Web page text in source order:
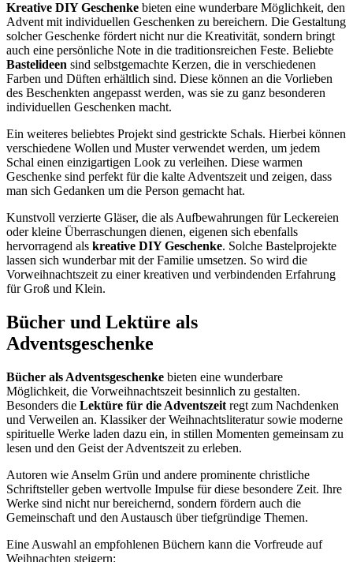
Kreative DIY Geschenke bieten eine wunderbare Möglichkeit, den
Advent mit individuellen Geschenken zu bereichern. Die Gestaltung
solcher Geschenke fördert nicht nur die Kreativität, sondern bringt
auch eine persönliche Note in die traditionsreichen Feste. Beliebte
Bastelideen sind selbstgemachte Kerzen, die in verschiedenen
Farben und Düften erhältlich sind. Diese können an die Vorlieben
des Beschenkten angepasst werden, was sie zu ganz besonderen
individuellen Geschenken macht.
Ein weiteres beliebtes Projekt sind gestrickte Schals. Hierbei können
verschiedene Wollen und Muster verwendet werden, um jedem
Schal einen einzigartigen Look zu verleihen. Diese warmen
Geschenke sind perfekt für die kalte Adventszeit und zeigen, dass
man sich Gedanken um die Person gemacht hat.
Kunstvoll verzierte Gläser, die als Aufbewahrungen für Leckereien
oder kleine Überraschungen dienen, eigenen sich ebenfalls
hervorragend als kreative DIY Geschenke. Solche Bastelprojekte
lassen sich wunderbar mit der Familie umsetzen. So wird die
Vorweihnachtszeit zu einer kreativen und verbindenden Erfahrung
für Groß und Klein.
Bücher und Lektüre als
Adventsgeschenke
Bücher als Adventsgeschenke bieten eine wunderbare
Möglichkeit, die Vorweihnachtszeit besinnlich zu gestalten.
Besonders die Lektüre für die Adventszeit regt zum Nachdenken
und Verweilen an. Klassiker der Weihnachtsliteratur sowie moderne
spirituelle Werke laden dazu ein, in stillen Momenten gemeinsam zu
lesen und den Geist der Adventszeit zu erleben.
Autoren wie Anselm Grün und andere prominente christliche
Schriftsteller geben wertvolle Impulse für diese besondere Zeit. Ihre
Werke sind nicht nur bereichernd, sondern fördern auch die
Gemeinschaft und den Austausch über tiefgründige Themen.
Eine Auswahl an empfohlenen Büchern kann die Vorfreude auf
Weihnachten steigern: